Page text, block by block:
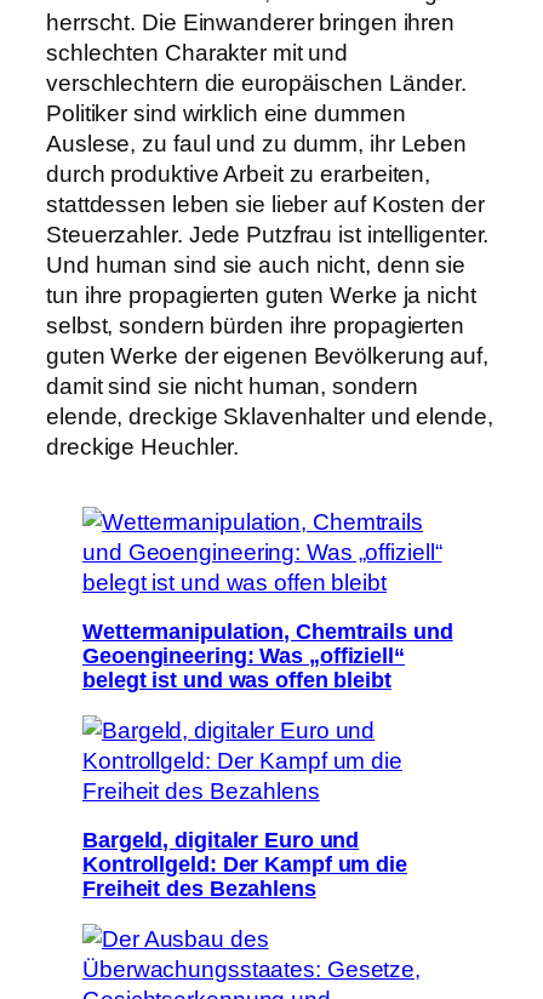
herrscht. Die Einwanderer bringen ihren
schlechten Charakter mit und
verschlechtern die europäischen Länder.
Politiker sind wirklich eine dummen
Auslese, zu faul und zu dumm, ihr Leben
durch produktive Arbeit zu erarbeiten,
stattdessen leben sie lieber auf Kosten der
Steuerzahler. Jede Putzfrau ist intelligenter.
Und human sind sie auch nicht, denn sie
tun ihre propagierten guten Werke ja nicht
selbst, sondern bürden ihre propagierten
guten Werke der eigenen Bevölkerung auf,
damit sind sie nicht human, sondern
elende, dreckige Sklavenhalter und elende,
dreckige Heuchler.
Wettermanipulation, Chemtrails und
Geoengineering: Was „offiziell“
belegt ist und was offen bleibt
Bargeld, digitaler Euro und
Kontrollgeld: Der Kampf um die
Freiheit des Bezahlens